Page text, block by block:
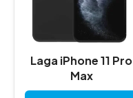
Laga iPhone 11 Pro
Max